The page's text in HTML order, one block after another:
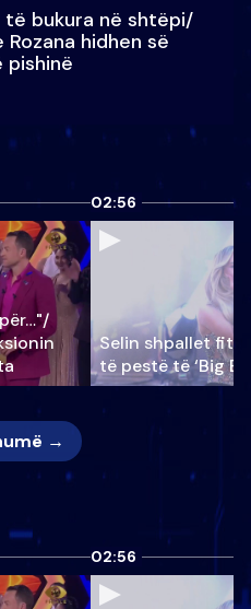
bukura në shtëpi/
hidhen së
pishinë
02:56
Selin shpallet
të pestë të ‘Big
→
02:56